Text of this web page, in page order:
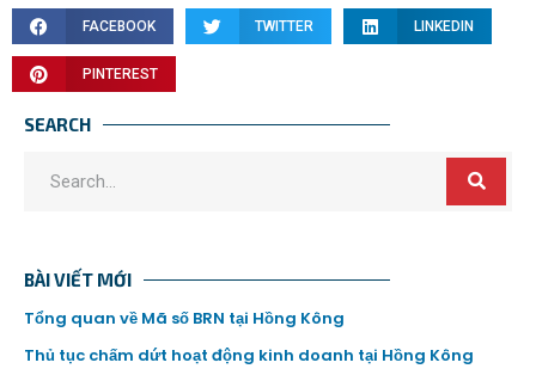
FACEBOOK TWITTER LINKEDIN
PINTEREST
SEARCH
BÀI VIẾT MỚI
Tổng quan về Mã số BRN tại Hồng Kông
Thủ tục chấm dứt hoạt động kinh doanh tại Hồng Kông